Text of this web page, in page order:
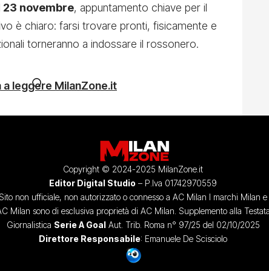
23 novembre, appuntamento chiave per il
è chiaro: farsi trovare pronti, fisicamente e
torneranno a indossare il rossonero.
a leggere MilanZone.it
Copyright © 2024-2025 MilanZone.it
Editor Digital Studio – P.Iva 01742970559
non ufficiale, non autorizzato o connesso a AC Milan I marchi Milan e
Milan sono di esclusiva proprietà di AC Milan. Supplemento alla
Giornalistica Serie A GoalAut. Trib. Roma n° 97/25 del 02/10/2025
Direttore Responsabile: Emanuele De Scisciolo